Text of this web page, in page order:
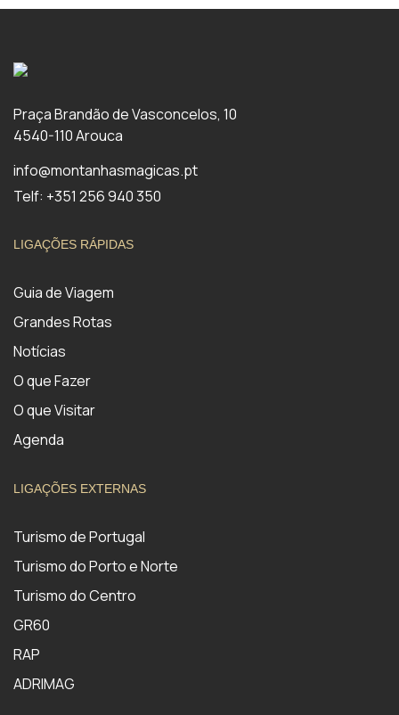
Praça Brandão de Vasconcelos, 10
4540-110 Arouca
info@montanhasmagicas.pt
Telf: +351 256 940 350
LIGAÇÕES RÁPIDAS
Guia de Viagem
Grandes Rotas
Notícias
O que Fazer
O que Visitar
Agenda
LIGAÇÕES EXTERNAS
Turismo de Portugal
Turismo do Porto e Norte
Turismo do Centro
GR60
RAP
ADRIMAG